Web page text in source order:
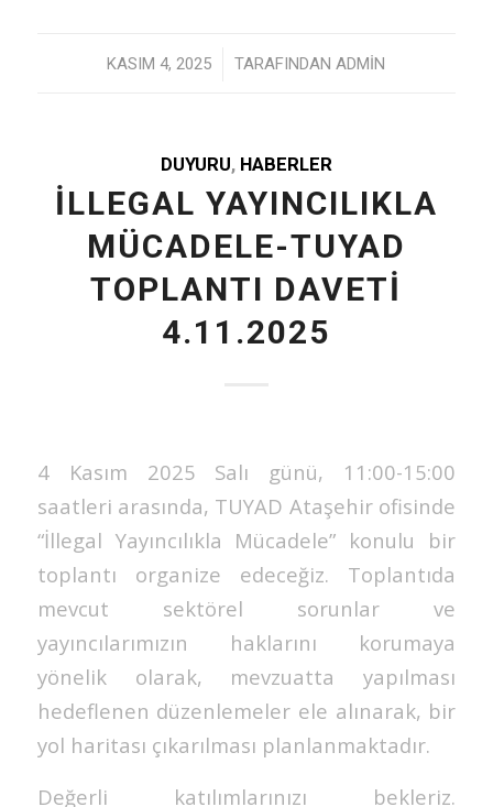
KASIM 4, 2025
/ TARAFINDANADMIN
DUYURU, HABERLER
İLLEGAL YAYINCILIKLA
MÜCADELE-TUYAD
TOPLANTI DAVETİ
4.11.2025
4 Kasım 2025 Salı günü, 11:00-15:00
saatleri arasında, TUYAD Ataşehir ofisinde
“İllegal Yayıncılıkla Mücadele” konulu bir
toplantı organize edeceğiz. Toplantıda
mevcut sektörel sorunlar ve
yayıncılarımızın haklarını korumaya
yönelik olarak, mevzuatta yapılması
hedeflenen düzenlemeler ele alınarak, bir
yol haritası çıkarılması planlanmaktadır.
Değerli katılımlarınızı bekleriz.